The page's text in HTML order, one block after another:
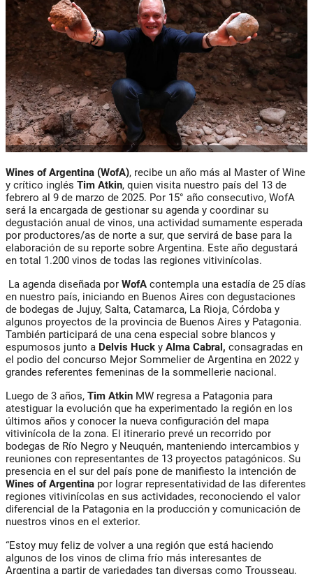
Wines of Argentina (WofA), recibe un año más al Master of Wine
y crítico inglés Tim Atkin, quien visita nuestro país del 13 de
febrero al 9 de marzo de 2025. Por 15° año consecutivo, WofA
será la encargada de gestionar su agenda y coordinar su
degustación anual de vinos, una actividad sumamente esperada
por productores/as de norte a sur, que servirá de base para la
elaboración de su reporte sobre Argentina. Este año degustará
en total 1.200 vinos de todas las regiones vitivinícolas.
La agenda diseñada por WofA contempla una estadía de 25 días
en nuestro país, iniciando en Buenos Aires con degustaciones
de bodegas de Jujuy, Salta, Catamarca, La Rioja, Córdoba y
algunos proyectos de la provincia de Buenos Aires y Patagonia.
También participará de una cena especial sobre blancos y
espumosos junto a Delvis Huck y Alma Cabral, consagradas en
el podio del concurso Mejor Sommelier de Argentina en 2022 y
grandes referentes femeninas de la sommellerie nacional.
Luego de 3 años, Tim Atkin MW regresa a Patagonia para
atestiguar la evolución que ha experimentado la región en los
últimos años y conocer la nueva configuración del mapa
vitivinícola de la zona. El itinerario prevé un recorrido por
bodegas de Río Negro y Neuquén, manteniendo intercambios y
reuniones con representantes de 13 proyectos patagónicos. Su
presencia en el sur del país pone de manifiesto la intención de
Wines of Argentina por lograr representatividad de las diferentes
regiones vitivinícolas en sus actividades, reconociendo el valor
diferencial de la Patagonia en la producción y comunicación de
nuestros vinos en el exterior.
“Estoy muy feliz de volver a una región que está haciendo
algunos de los vinos de clima frío más interesantes de
Argentina a partir de variedades tan diversas como Trousseau,